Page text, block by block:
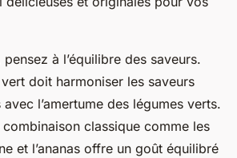
à l’équilibre des saveurs.
doit harmoniser les saveurs
l’amertume des légumes verts.
classique comme les
et l’ananas offre un goût équilibré